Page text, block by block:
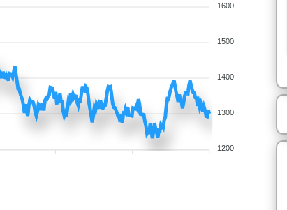
1600
1500
1400
1300
1200